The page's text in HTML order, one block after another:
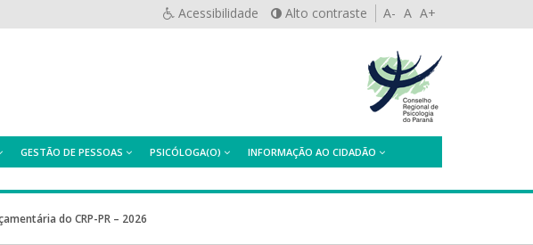
Acessibilidade Alto contraste A- A A+
GESTÃO DE PESSOAS PSICÓLOGA(O) INFORMAÇÃO AO CIDADÃO
do CRP-PR – 2026